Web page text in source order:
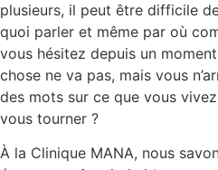
plusieurs, il peut être difficile
quoi parler et même par où
vous hésitez depuis un
chose ne va pas, mais vous
des mots sur ce que vous
vous tourner ?
À la Clinique MANA, nous